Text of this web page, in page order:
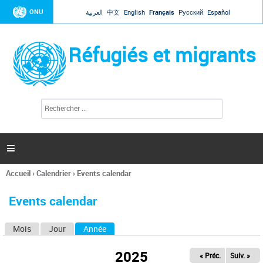
Jump to navigation
ONU العربية 中文 English Français Русский Español
Réfugiés et migrants
l
c
h
e

Vous
ici
Accueil›Calendrier› Events calendar
Events calendar
Mois Jour Année
2025 « Préc. Suiv. »